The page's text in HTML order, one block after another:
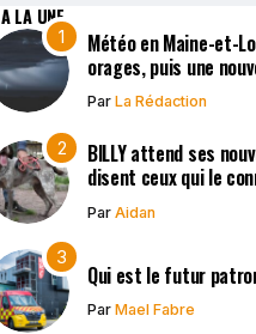
A LA UNE
Météo en Maine-et-
orages, puis une
Par La Rédaction
BILLY attend ses
disent ceux qui le
Par Aidan
Qui est le futur
Par Mael Fabre